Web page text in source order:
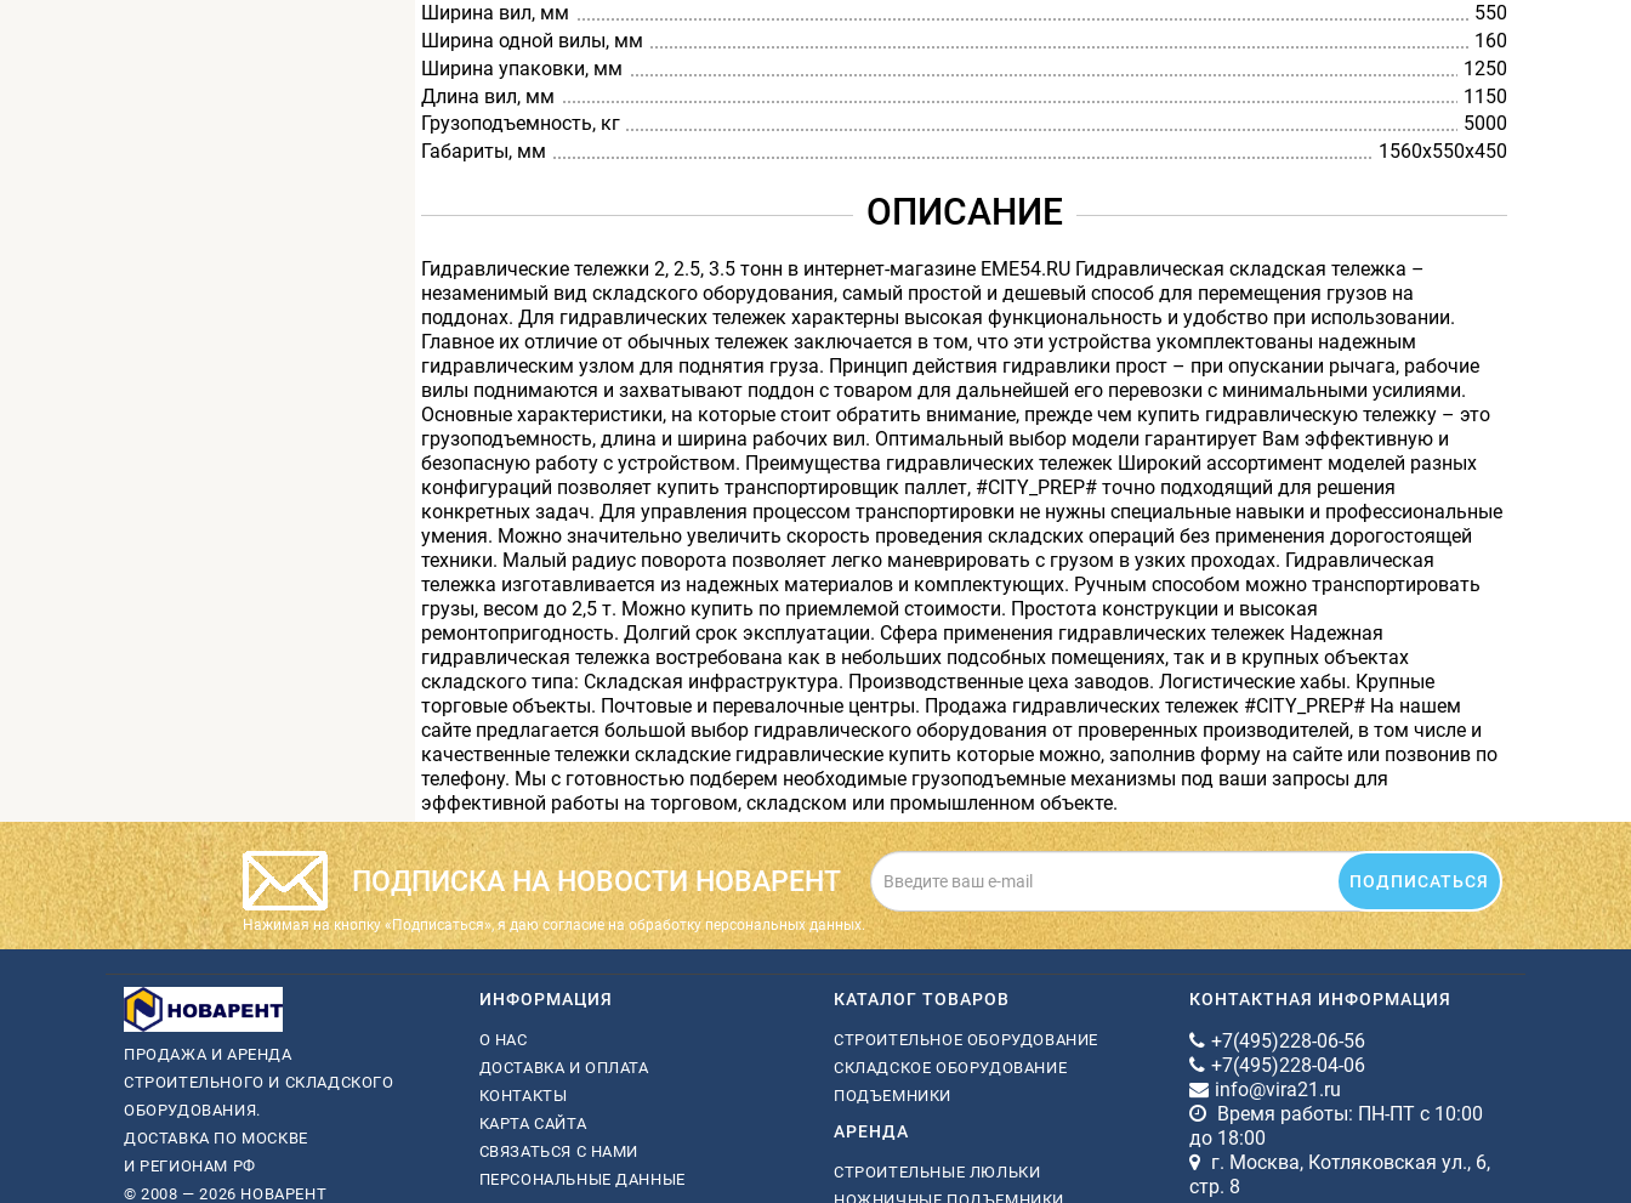
Ширина вил, мм
550
Ширина одной вилы, мм
160
Ширина упаковки, мм
1250
Длина вил, мм
1150
Грузоподъемность, кг
5000
Габариты, мм
1560х550х450
ОПИСАНИЕ
Гидравлические тележки 2, 2.5, 3.5 тонн в интернет-магазине EME54.RU Гидравлическая складская тележка –
незаменимый вид складского оборудования, самый простой и дешевый способ для перемещения грузов на
поддонах. Для гидравлических тележек характерны высокая функциональность и удобство при использовании.
Главное их отличие от обычных тележек заключается в том, что эти устройства укомплектованы надежным
гидравлическим узлом для поднятия груза. Принцип действия гидравлики прост – при опускании рычага, рабочие
вилы поднимаются и захватывают поддон с товаром для дальнейшей его перевозки с минимальными усилиями.
Основные характеристики, на которые стоит обратить внимание, прежде чем купить гидравлическую тележку – это
грузоподъемность, длина и ширина рабочих вил. Оптимальный выбор модели гарантирует Вам эффективную и
безопасную работу с устройством. Преимущества гидравлических тележек Широкий ассортимент моделей разных
конфигураций позволяет купить транспортировщик паллет, #CITY_PREP# точно подходящий для решения
конкретных задач. Для управления процессом транспортировки не нужны специальные навыки и профессиональные
умения. Можно значительно увеличить скорость проведения складских операций без применения дорогостоящей
техники. Малый радиус поворота позволяет легко маневрировать с грузом в узких проходах. Гидравлическая
тележка изготавливается из надежных материалов и комплектующих. Ручным способом можно транспортировать
грузы, весом до 2,5 т. Можно купить по приемлемой стоимости. Простота конструкции и высокая
ремонтопригодность. Долгий срок эксплуатации. Сфера применения гидравлических тележек Надежная
гидравлическая тележка востребована как в небольших подсобных помещениях, так и в крупных объектах
складского типа: Складская инфраструктура. Производственные цеха заводов. Логистические хабы. Крупные
торговые объекты. Почтовые и перевалочные центры. Продажа гидравлических тележек #CITY_PREP# На нашем
сайте предлагается большой выбор гидравлического оборудования от проверенных производителей, в том числе и
качественные тележки складские гидравлические купить которые можно, заполнив форму на сайте или позвонив по
телефону. Мы с готовностью подберем необходимые грузоподъемные механизмы под ваши запросы для
эффективной работы на торговом, складском или промышленном объекте.
ПОДПИСКА НА НОВОСТИ НОВАРЕНТ ПОДПИСАТЬСЯ
Нажимая на кнопку «Подписаться», я даю cогласие на обработку персональных данных.
ПРОДАЖА И АРЕНДА
СТРОИТЕЛЬНОГО И СКЛАДСКОГО
ОБОРУДОВАНИЯ.
ДОСТАВКА ПО МОСКВЕ
И РЕГИОНАМ РФ
© 2008 — 2026 НОВАРЕНТ
ИНФОРМАЦИЯ
О НАС
ДОСТАВКА И ОПЛАТА
КОНТАКТЫ
КАРТА САЙТА
СВЯЗАТЬСЯ С НАМИ
ПЕРСОНАЛЬНЫЕ ДАННЫЕ
КАТАЛОГ ТОВАРОВ
СТРОИТЕЛЬНОЕ ОБОРУДОВАНИЕ
СКЛАДСКОЕ ОБОРУДОВАНИЕ
ПОДЪЕМНИКИ
АРЕНДА
СТРОИТЕЛЬНЫЕ ЛЮЛЬКИ
КОНТАКТНАЯ ИНФОРМАЦИЯ
+7(495)228-06-56
+7(495)228-04-06
info@vira21.ru
Время работы: ПН-ПТ с 10:00
до 18:00
г. Москва, Котляковская ул., 6,
стр. 8